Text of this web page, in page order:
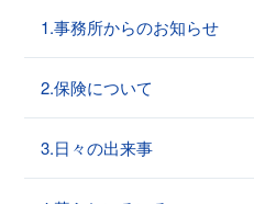
1.事務所からのお知らせ
2.保険について
3.日々の出来事